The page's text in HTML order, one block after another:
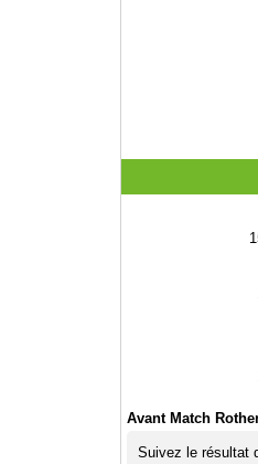
Avant Match
Suivez le résultat